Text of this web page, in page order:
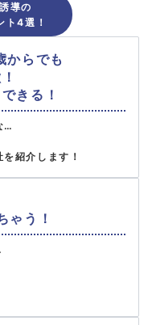
導の
ト4選！
からでも
きる！
…
紹介します！
ゃう！